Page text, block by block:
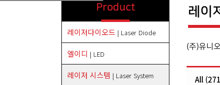
Product
레이저다이오드 | Laser Diode
엘이디 | LED
레이저 시스템 | Laser System
레이
(주)유니
All